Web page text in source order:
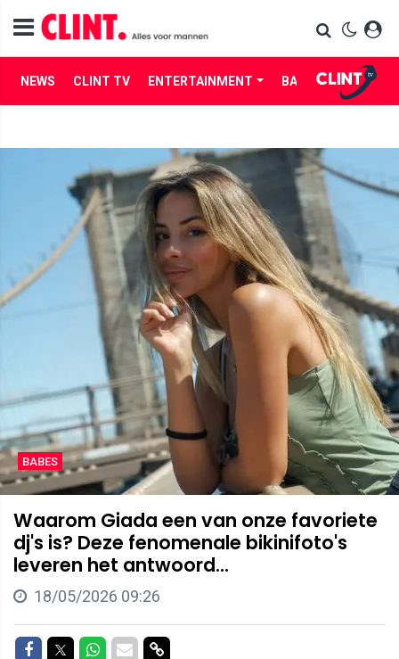
NEWS CLINT TV ENTERTAINMENT BABES LIFE
BABES
Waarom Giada een van onze favoriete
dj's is? Deze fenomenale bikinifoto's
leveren het antwoord...
18/05/2026 09:26
Delen op Facebook
Delen op Twitter
Delen op Whatsapp
Delen via Mail
Delen via link